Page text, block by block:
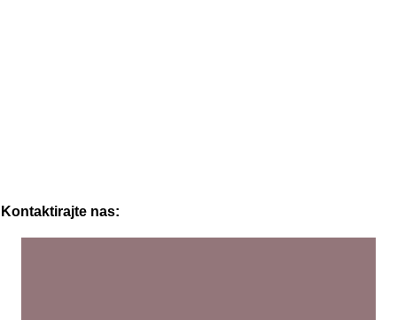
Kontaktirajte nas: